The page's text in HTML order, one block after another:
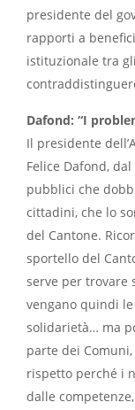
presidente del
rapporti a
istituzionale tra
Dafond: “I
Il presidente
Felice Dafond,
pubblici che
cittadini, che lo
del Cantone.
sportello del
serve per trovare
vengano quindi
solidarietà… ma
parte dei
rispetto perché i
dalle